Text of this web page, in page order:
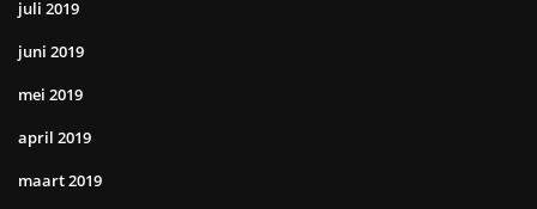
juli 2019
juni 2019
mei 2019
april 2019
maart 2019